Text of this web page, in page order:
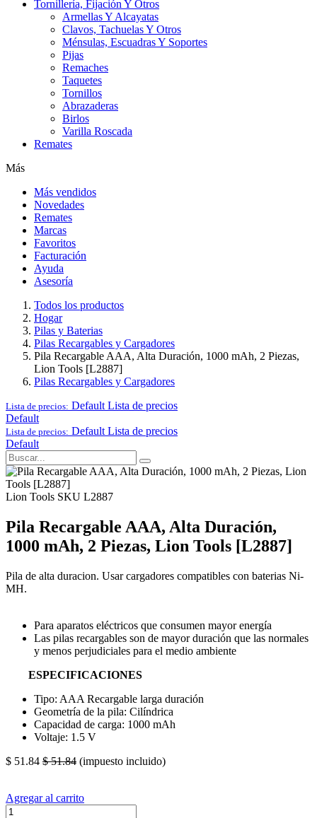
Tornillería, Fijación Y Otros
Armellas Y Alcayatas
Clavos, Tachuelas Y Otros
Ménsulas, Escuadras Y Soportes
Pijas
Remaches
Taquetes
Tornillos
Abrazaderas
Birlos
Varilla Roscada
Remates
Más
Más vendidos
Novedades
Remates
Marcas
Favoritos
Facturación
Ayuda
Asesoría
Todos los productos
Hogar
Pilas y Baterias
Pilas Recargables y Cargadores
Pila Recargable AAA, Alta Duración, 1000 mAh, 2 Piezas,
Lion Tools [L2887]
Pilas Recargables y Cargadores
Lista de precios: Default Lista de precios
Default
Lista de precios: Default Lista de precios
Default
Lion Tools SKU L2887
Pila Recargable AAA, Alta Duración,
1000 mAh, 2 Piezas, Lion Tools [L2887]
Pila de alta duracion. Usar cargadores compatibles con baterias Ni-
MH.
Para aparatos eléctricos que consumen mayor energía
Las pilas recargables son de mayor duración que las normales
y menos perjudiciales para el medio ambiente
ESPECIFICACIONES
Tipo: AAA Recargable larga duración
Geometría de la pila: Cilíndrica
Capacidad de carga: 1000 mAh
Voltaje: 1.5 V
$ 51.84 $51.84 (impuesto incluido)
Agregar al carrito